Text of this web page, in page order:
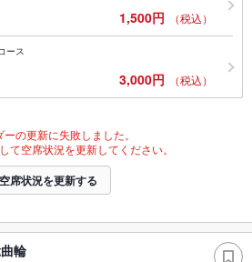
1,500円 （税込）
ース
3,000円 （税込）
ーの更新に失敗しました。
て空席状況を更新してください。
空席状況を更新する
輪